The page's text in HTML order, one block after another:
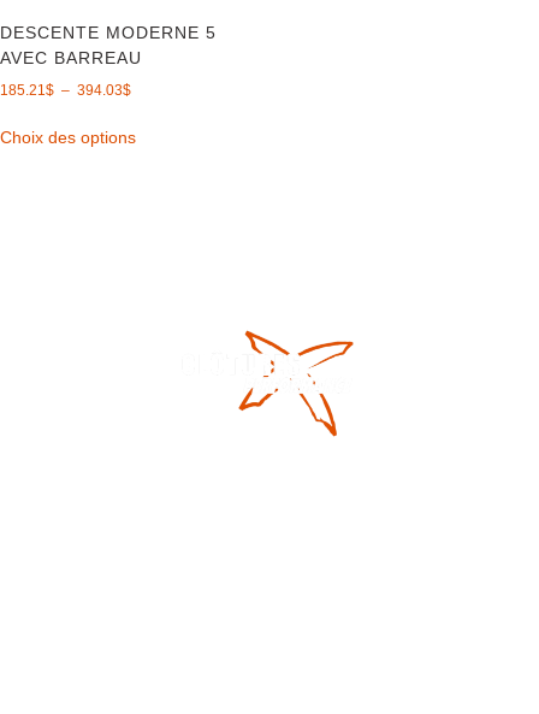
DESCENTE MODERNE 5
AVEC BARREAU
185.21$ – 394.03$
Choix des options